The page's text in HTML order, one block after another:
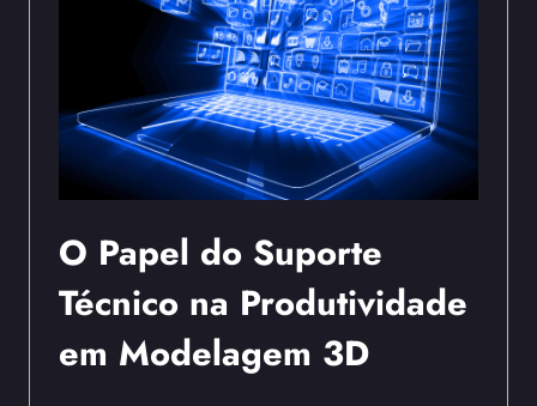
O Papel do Suporte
Técnico na Produtividade
em Modelagem 3D